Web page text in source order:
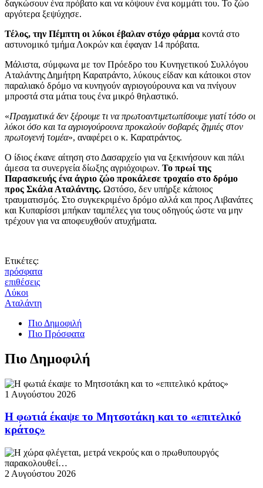
δαγκώσουν ένα πρόβατο και να κόψουν ένα κομμάτι του. Το ζώο
αργότερα ξεψύχησε.
Τέλος, την Πέμπτη οι λύκοι έβαλαν στόχο φάρμα κοντά στο
αστυνομικό τμήμα Λοκρών και έφαγαν 14 πρόβατα.
Μάλιστα, σύμφωνα με τον Πρόεδρο του Κυνηγετικού Συλλόγου
Αταλάντης Δημήτρη Καρατράντο, λύκους είδαν και κάτοικοι στον
παραλιακό δρόμο να κυνηγούν αγριογούρουνα και να πνίγουν
μπροστά στα μάτια τους ένα μικρό θηλαστικό.
«Πραγματικά δεν ξέρουμε τι να πρωτοαντιμετωπίσουμε γιατί τόσο οι
λύκοι όσο και τα αγριογούρουνα προκαλούν σοβαρές ζημιές στον
πρωτογενή τομέα», αναφέρει ο κ. Καρατράντος.
Ο ίδιος έκανε αίτηση στο Δασαρχείο για να ξεκινήσουν και πάλι
άμεσα τα συνεργεία δίωξης αγριόχοιρων. Το πρωί της
Παρασκευής ένα άγριο ζώο προκάλεσε τροχαίο στο δρόμο
προς Σκάλα Αταλάντης. Ωστόσο, δεν υπήρξε κάποιος
τραυματισμός. Στο συγκεκριμένο δρόμο αλλά και προς Λιβανάτες
και Κυπαρίσσι μπήκαν ταμπέλες για τους οδηγούς ώστε να μην
τρέχουν για να αποφευχθούν ατυχήματα.
Ετικέτες:
πρόσφατα
επιθέσεις
Λύκοι
Αταλάντη
Πιο Δημοφιλή
Πιο Πρόσφατα
Πιο Δημοφιλή
1 Αυγούστου 2026
Η φωτιά έκαψε το Μητσοτάκη και το «επιτελικό
κράτος»
2 Αυγούστου 2026